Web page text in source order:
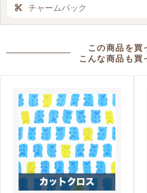
チャームパック
この商品を買
こんな商品も買